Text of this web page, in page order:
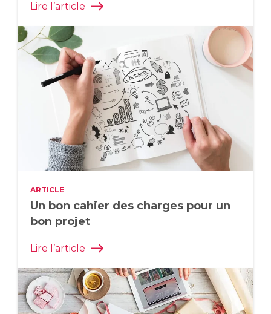
Lire l’article
ARTICLE
Un bon cahier des charges pour un
bon projet
Lire l’article